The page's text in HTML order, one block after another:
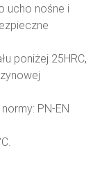
ucho nośne i
poniżej 25HRC,
PN-EN